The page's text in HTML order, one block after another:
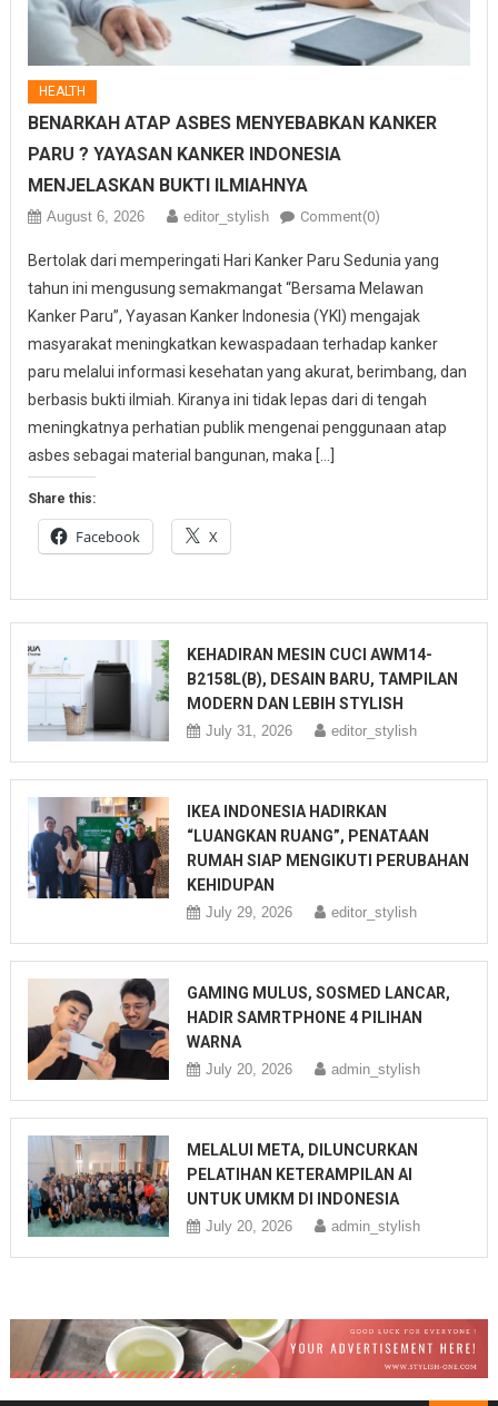
HEALTH
BENARKAH ATAP ASBES MENYEBABKAN KANKER
PARU ? YAYASAN KANKER INDONESIA
MENJELASKAN BUKTI ILMIAHNYA
August 6, 2026 editor_stylish Comment(0)
Bertolak dari memperingati Hari Kanker Paru Sedunia yang
tahun ini mengusung semakmangat “Bersama Melawan
Kanker Paru”, Yayasan Kanker Indonesia (YKI) mengajak
masyarakat meningkatkan kewaspadaan terhadap kanker
paru melalui informasi kesehatan yang akurat, berimbang, dan
berbasis bukti ilmiah. Kiranya ini tidak lepas dari di tengah
meningkatnya perhatian publik mengenai penggunaan atap
asbes sebagai material bangunan, maka […]
Share this:
Facebook X
KEHADIRAN MESIN CUCI AWM14-
B2158L(B), DESAIN BARU, TAMPILAN
MODERN DAN LEBIH STYLISH
July 31, 2026 editor_stylish
IKEA INDONESIA HADIRKAN
“LUANGKAN RUANG”, PENATAAN
RUMAH SIAP MENGIKUTI PERUBAHAN
KEHIDUPAN
July 29, 2026 editor_stylish
GAMING MULUS, SOSMED LANCAR,
HADIR SAMRTPHONE 4 PILIHAN
WARNA
July 20, 2026 admin_stylish
MELALUI META, DILUNCURKAN
PELATIHAN KETERAMPILAN AI
UNTUK UMKM DI INDONESIA
July 20, 2026 admin_stylish